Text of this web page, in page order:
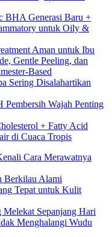
BHA Generasi Baru +
untuk Oily &
Aman untuk Ibu
Gentle Peeling, dan
Based
Sering Disalahartikan
Wajah Penting
+ Fatty Acid
di Cuaca Tropis
Cara Merawatnya
Berkilau Alami
Tepat untuk Kulit
Sepanjang Hari
Menghalangi Wudu